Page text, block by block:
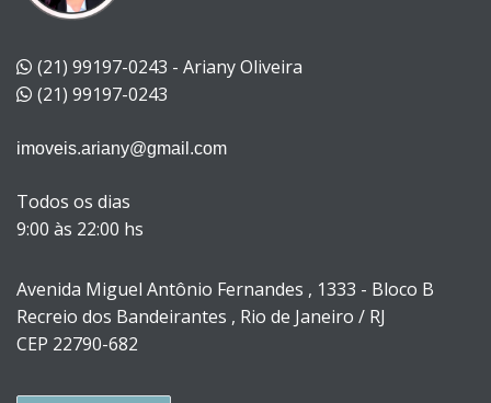
(21) 99197-0243 - Ariany Oliveira
(21) 99197-0243
imoveis.ariany@gmail.com
Todos os dias
9:00 às 22:00 hs
Avenida Miguel Antônio Fernandes , 1333 - Bloco B
Recreio dos Bandeirantes , Rio de Janeiro / RJ
CEP 22790-682